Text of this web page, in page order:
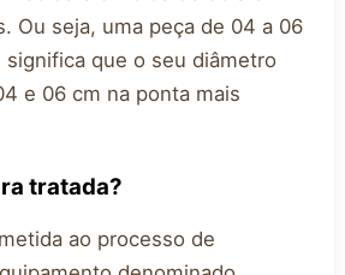
Ou seja, uma peça de 04 a 06
que o seu diâmetro
e 06 cm na ponta mais
tratada?
ao processo de